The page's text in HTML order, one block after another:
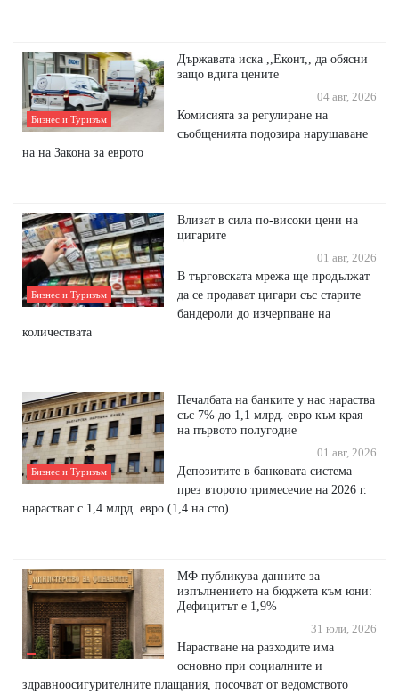
Бизнес и Туризъм
Държавата иска ,,Еконт,, да обясни
защо вдига цените
04 авг, 2026
Комисията за регулиране на
съобщенията подозира нарушаване
на на Закона за еврото
Бизнес и Туризъм
Влизат в сила по-високи цени на
цигарите
01 авг, 2026
В търговската мрежа ще продължат
да се продават цигари със старите
бандероли до изчерпване на
количествата
Бизнес и Туризъм
Печалбата на банките у нас нараства
със 7% до 1,1 млрд. евро към края
на първото полугодие
01 авг, 2026
Депозитите в банковата система
през второто тримесечие на 2026 г.
нарастват с 1,4 млрд. евро (1,4 на сто)
МФ публикува данните за
изпълнението на бюджета към юни:
Дефицитът е 1,9%
31 юли, 2026
Нарастване на разходите има
основно при социалните и
здравноосигурителните плащания, посочват от ведомството